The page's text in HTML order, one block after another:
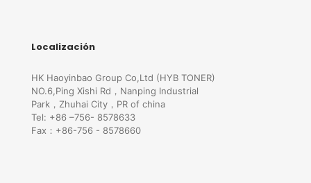
Localización
HK Haoyinbao Group Co,Ltd (HYB TONER)
NO.6,Ping Xishi Rd，Nanping Industrial
Park，Zhuhai City，PR of china
Tel: +86 –756- 8578633
Fax：+86-756 - 8578660